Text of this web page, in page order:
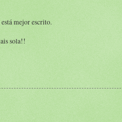
mejor escrito.
sola!!